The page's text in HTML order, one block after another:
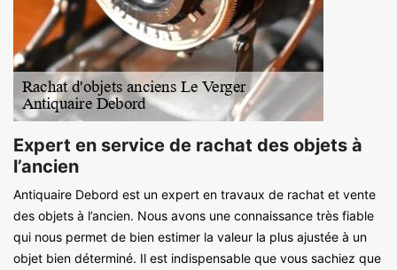
Expert en service de rachat des objets à
l’ancien
Antiquaire Debord est un expert en travaux de rachat et vente
des objets à l’ancien. Nous avons une connaissance très fiable
qui nous permet de bien estimer la valeur la plus ajustée à un
objet bien déterminé. Il est indispensable que vous sachiez que